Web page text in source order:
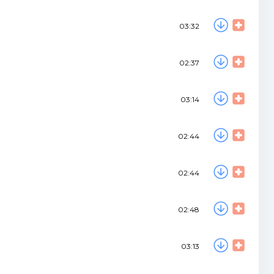
03:32
02:37
03:14
02:44
02:44
02:48
03:13